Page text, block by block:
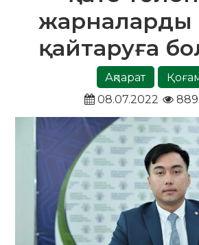
жарналарды
қайтаруға
Ақпарат
08.07.2022
889